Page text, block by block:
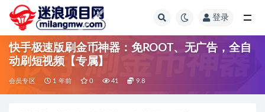
登录
快手极速版刷金币神器：免ROOT、无广告，全自
动刷短视频【专属】
会员专区 1 年前 0 41 9.8
全部